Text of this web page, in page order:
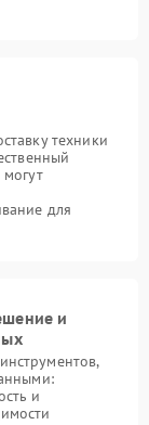
техники
для
и
и